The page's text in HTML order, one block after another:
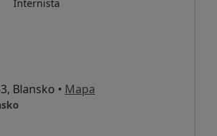
Internista
Blansko • Mapa